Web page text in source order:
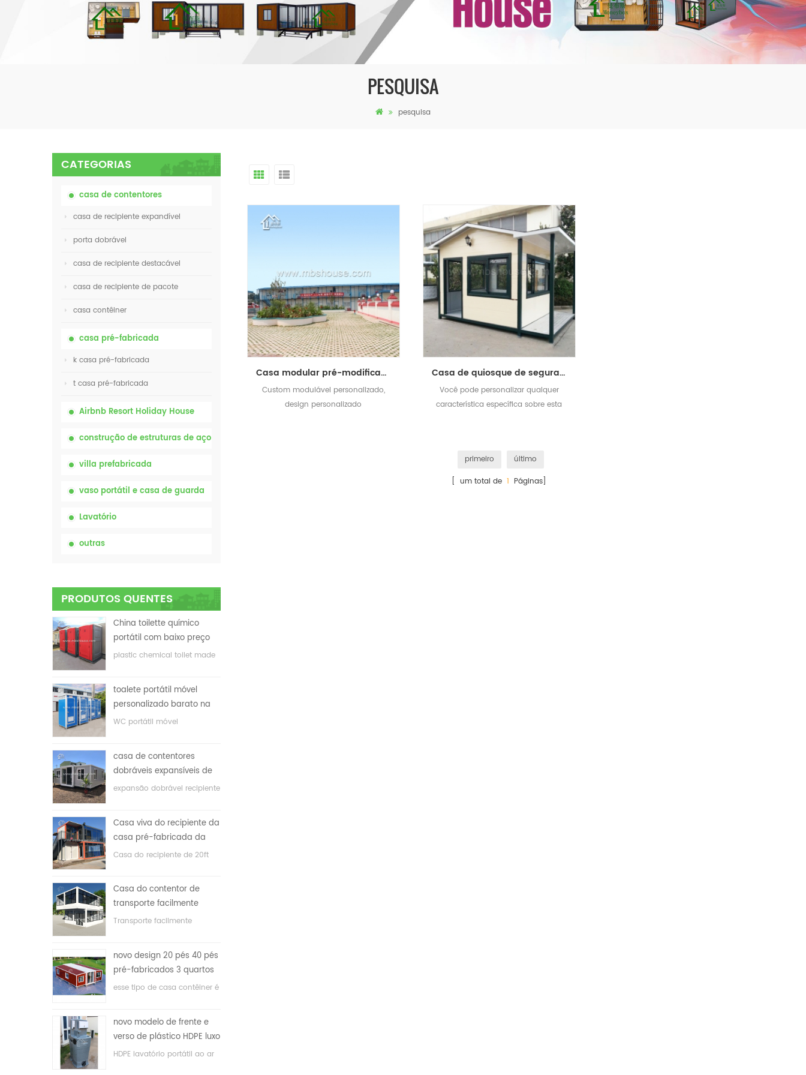
PESQUISA
pesquisa
CATEGORIAS
casa de contentores
casa de recipiente expandível
porta dobrável
casa de recipiente destacável
casa de recipiente de pacote
casa contêiner
casa pré-fabricada
k casa pré-fabricada
t casa pré-fabricada
Airbnb Resort Holiday House
construção de estruturas de aço
villa prefabricada
vaso portátil e casa de guarda
Lavatório
outras
PRODUTOS QUENTES
China toilette químico
portátil com baixo preço
plastic chemical toilet made
toalete portátil móvel
personalizado barato na
China para o local de
WC portátil móvel
casa de contentores
dobráveis ​​expansíveis de
baixo preço
expansão dobrável recipiente
Casa viva do recipiente da
casa pré-fabricada da
prova de fogo de 20ft em
Casa do recipiente de 20ft
Casa do contentor de
transporte facilmente
montada e conveniente
Transporte facilmente
novo design 20 pés 40 pés
pré-fabricados 3 quartos
minúscula casa recipiente
esse tipo de casa contêiner é
e com sistema elétrico.
novo modelo de frente e
verso de plástico HDPE luxo
público banheiro lavatório
HDPE lavatório portátil ao ar
Casa modular pré-modificada moderna e moderna projetada
Custom modulável personalizado,
design personalizado
Casa de quiosque de segurança pré-fabricada modular de alta qualidade personalizada
Você pode personalizar qualquer
característica específica sobre esta
primeiro
último
[ um total de1 Páginas]
mbshou
se.com